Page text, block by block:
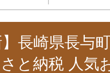
】長崎県長与
と納税 人気